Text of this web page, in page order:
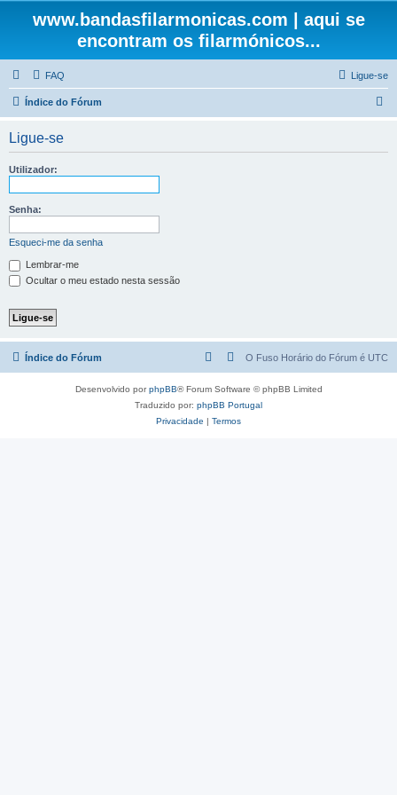
www.bandasfilarmonicas.com | aqui se
encontram os filarmónicos...
FAQ Ligue-se
Índice do Fórum
Ligue-se
Utilizador:
Senha:
Esqueci-me da senha
Lembrar-me
Ocultar o meu estado nesta sessão
Índice do Fórum O Fuso Horário do Fórum é UTC
Desenvolvido porphpBB® Forum Software © phpBB Limited
Traduzido por: phpBB Portugal
Privacidade | Termos